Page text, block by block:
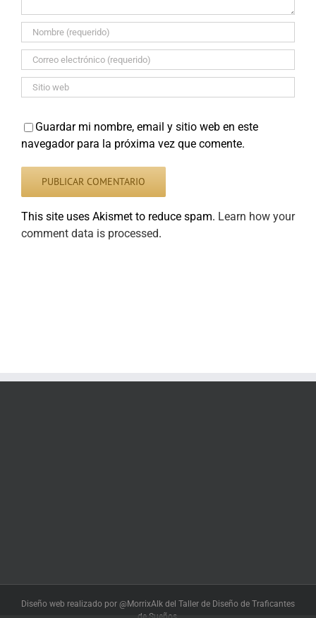
Guardar mi nombre, email y sitio web en este
navegador para la próxima vez que comente.
This site uses Akismet to reduce spam. Learn how your
comment data is processed.
Diseño web realizado por @MorrixAlk del Taller de Diseño de Traficantes